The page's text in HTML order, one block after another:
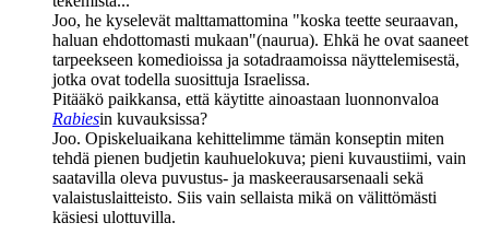
Joo, he kyselevät malttamattomina "koska teette seuraavan,
haluan ehdottomasti mukaan"(naurua). Ehkä he ovat saaneet
tarpeekseen komedioissa ja sotadraamoissa näyttelemisestä,
jotka ovat todella suosittuja Israelissa.
Pitääkö paikkansa, että käytitte ainoastaan luonnonvaloa
Rabiesin kuvauksissa?
Joo. Opiskeluaikana kehittelimme tämän konseptin miten
tehdä pienen budjetin kauhuelokuva; pieni kuvaustiimi, vain
saatavilla oleva puvustus‑ ja maskeerausarsenaali sekä
valaistuslaitteisto. Siis vain sellaista mikä on välittömästi
käsiesi ulottuvilla.